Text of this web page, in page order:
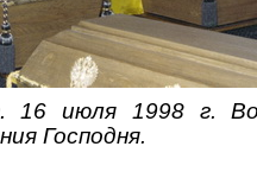
16 июля 1998 г.
Господня.